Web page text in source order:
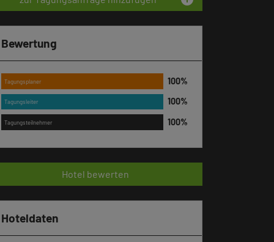
Bewertung
Tagungsplaner
Tagungsleiter
Tagungsteilnehmer
Hotel bewerten
Hoteldaten